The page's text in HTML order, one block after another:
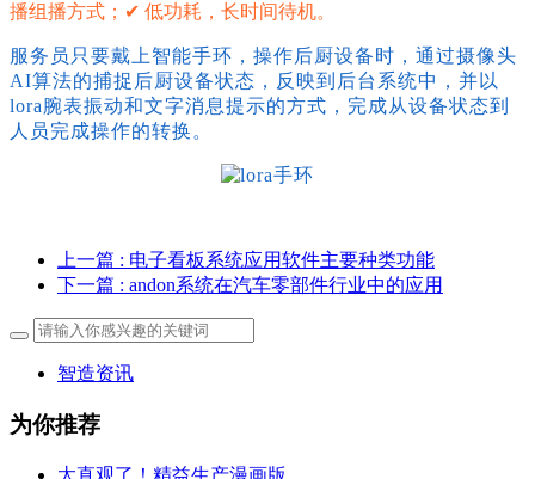
播组播方式；✔ 低功耗，长时间待机。
服务员只要戴上智能手环，操作后厨设备时，通过摄像头
AI算法的捕捉后厨设备状态，反映到后台系统中，并以
lora腕表振动和文字消息提示的方式，完成从设备状态到
人员完成操作的转换。
上一篇 : 电子看板系统应用软件主要种类功能
下一篇 : andon系统在汽车零部件行业中的应用
智造资讯
为你推荐
太直观了！精益生产漫画版